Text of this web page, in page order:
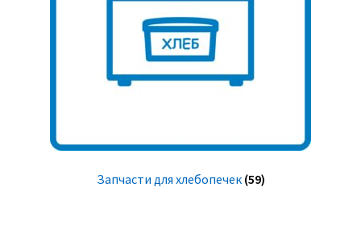
Запчасти для хлебопечек (59)